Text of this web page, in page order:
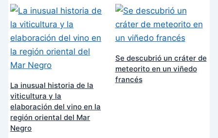
La inusual historia de la
viticultura y la
elaboración del vino en la
región oriental del Mar
Negro
Se descubrió un cráter de
meteorito en un viñedo
francés